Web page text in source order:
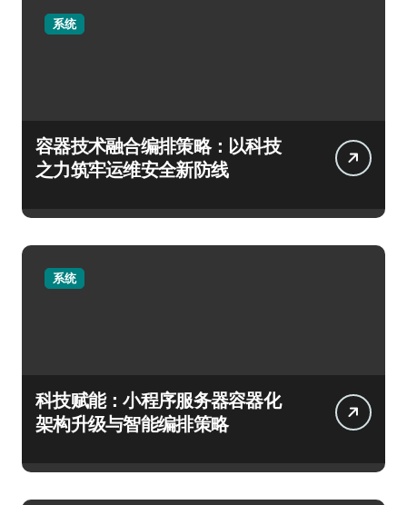
系统
容器技术融合编排策略：以科技
之力筑牢运维安全新防线
系统
科技赋能：小程序服务器容器化
架构升级与智能编排策略